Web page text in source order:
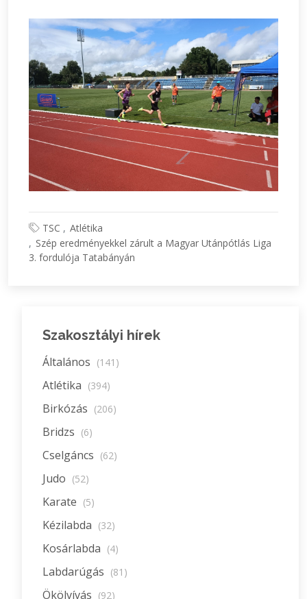
TSC
Atlétika
Szép eredményekkel zárult a Magyar Utánpótlás Liga
3. fordulója Tatabányán
Szakosztályi hírek
Általános (141)
Atlétika (394)
Birkózás (206)
Bridzs (6)
Cselgáncs (62)
Judo (52)
Karate (5)
Kézilabda (32)
Kosárlabda (4)
Labdarúgás (81)
Ökölvívás (92)